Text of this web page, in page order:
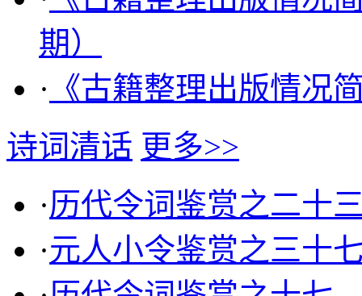
期）
· 《古籍整理出版情况
诗词清话 更多>>
·历代令词鉴赏之二十
·元人小令鉴赏之三十